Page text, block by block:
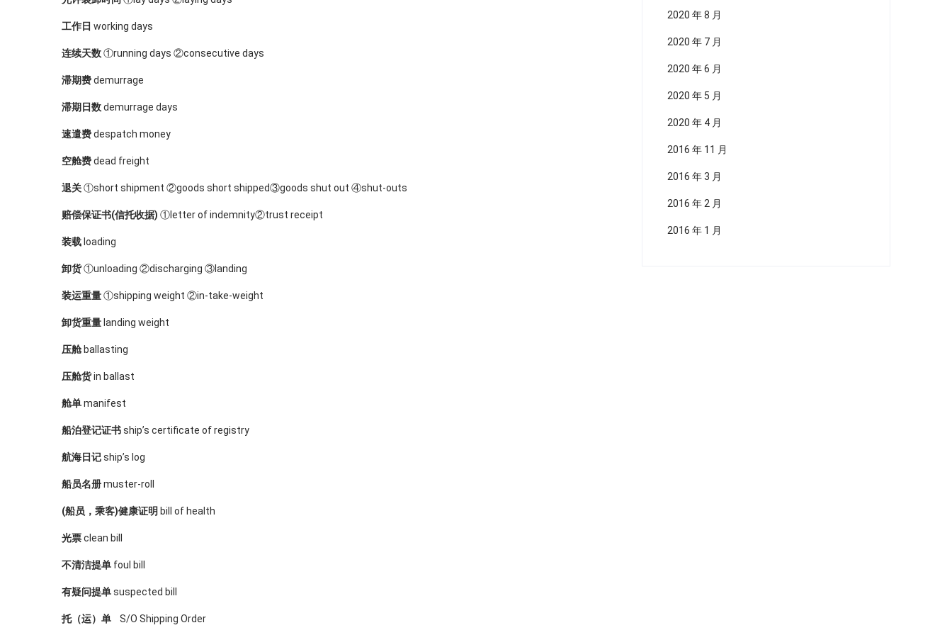
工作日 working days
连续天数①running days ②consecutive days
滞期费demurrage
滞期日数demurrage days
速遣费despatch money
空舱费dead freight
退关①short shipment ②goods short shipped③goods shut out ④shut-outs
赔偿保证书(信托收据) ①letter of indemnity②trust receipt
装载 loading
卸货①unloading ②discharging ③landing
装运重量①shipping weight ②in-take-weight
卸货重量 landing weight
压舱 ballasting
压舱货in ballast
舱单manifest
船泊登记证书ship’s certificate of registry
航海日记ship’s log
船员名册muster-roll
(船员，乘客)健康证明 bill of health
光票clean bill
不清洁提单 foul bill
有疑问提单suspected bill
托（运）单 S/O Shipping Order
2020 年 8 月
2020 年 7 月
2020 年 6 月
2020 年 5 月
2020 年 4 月
2016 年 11 月
2016 年 3 月
2016 年 2 月
2016 年 1 月